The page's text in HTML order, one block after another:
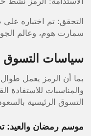
التحقق: تم اختباره
سمارت هوم، وعالم
سياسات التسوق
بما أن الرمز يعمل طوال
والمناسبات
التسوق الرئيسية
موسم رمضان والعيد: